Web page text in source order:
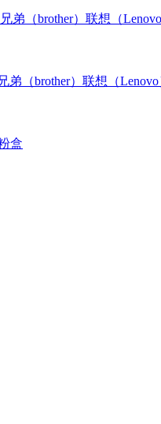
兄弟（brother） 联想（
兄弟（brother） 联想（
盒